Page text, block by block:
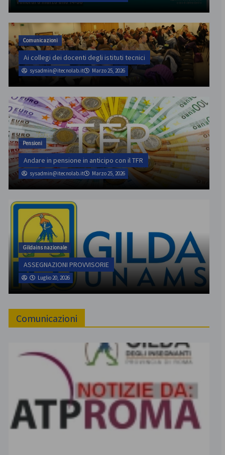
Comunicazioni
Ai collegi dei docenti degli istituti tecnici
sysadmin@itecnolab.it Marzo 25, 2026
Pensioni
Andare in pensione in anticipo con il TFR
sysadmin@itecnolab.it Marzo 25, 2026
Gildains nazionale
ASSEGNAZIONI PROVVISORIE
Luglio 20, 2026
Comunicazioni